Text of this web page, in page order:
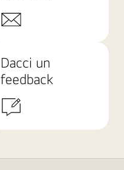
Dacci un
feedback